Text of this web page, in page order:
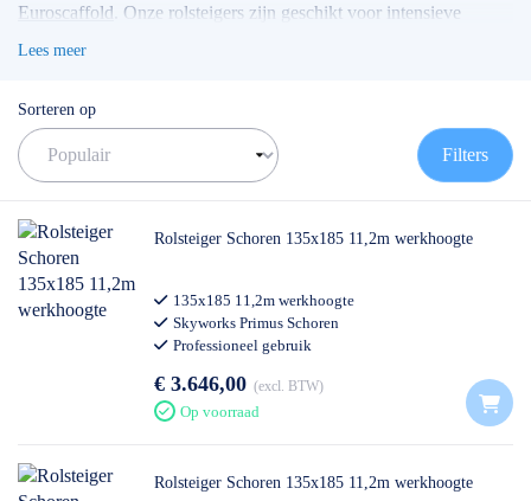
Euroscaffold . Onze rolsteigers zijn geschikt voor intensieve
volgens de actuele norm te werken met de
voorloopleuning
TIP: maak gebruik van onze filters om snel
de juiste rolsteiger te vinden!
✅Vrijblijvende offerteop maat
✅ Contact:
Lees meer
Sorteren op
Filters
Rolsteiger Schoren 135x185 11,2m werkhoogte
135x185 11,2m werkhoogte
Skyworks Primus Schoren
Professioneel gebruik
€ 3.646,00 excl. BTW
Op voorraad
Rolsteiger Schoren 135x185 11,2m werkhoogte